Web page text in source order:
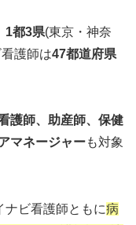
1都3県(東京・神奈
護師は47都道府県
護師、助産師、保健
マネージャーも対象
ナビ看護師ともに病